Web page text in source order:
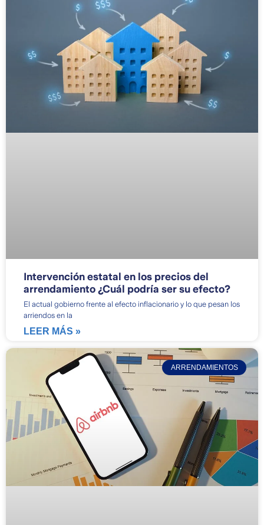
Intervención estatal en los precios del
arrendamiento ¿Cuál podría ser su efecto?
El actual gobierno frente al efecto inflacionario y lo que pesan los
arriendos en la
LEER MÁS »
ARRENDAMIENTOS